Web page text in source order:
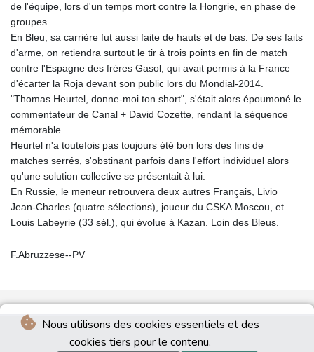
Nous utilisons des cookies essentiels et des
cookies tiers pour le contenu.
de l'équipe, lors d'un temps mort contre la Hongrie, en phase de
groupes.
En Bleu, sa carrière fut aussi faite de hauts et de bas. De ses faits
d'arme, on retiendra surtout le tir à trois points en fin de match
contre l'Espagne des frères Gasol, qui avait permis à la France
d'écarter la Roja devant son public lors du Mondial-2014.
"Thomas Heurtel, donne-moi ton short", s'était alors époumoné le
commentateur de Canal + David Cozette, rendant la séquence
mémorable.
Heurtel n'a toutefois pas toujours été bon lors des fins de
matches serrés, s'obstinant parfois dans l'effort individuel alors
qu'une solution collective se présentait à lui.
En Russie, le meneur retrouvera deux autres Français, Livio
Jean-Charles (quatre sélections), joueur du CSKA Moscou, et
Louis Labeyrie (33 sél.), qui évolue à Kazan. Loin des Bleus.
F.Abruzzese--PV